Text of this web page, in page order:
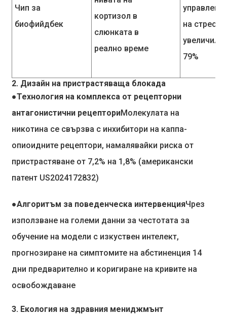
Чип за
биофийдбек
кортизол в
слюнката в
реално време
на стреса
увеличила
79%
2. Дизайн на пристрастяваща блокада
●Технология на комплекса от рецепторни
антагонистични рецепториМолекулата на
никотина се свързва с инхибитори на каппа-
опиоидните рецептори, намалявайки риска от
пристрастяване от 7,2% на 1,8% (американски
патент US2024172832)
●Алгоритъм за поведенческа интервенцияЧрез
използване на големи данни за честотата за
обучение на модели с изкуствен интелект,
прогнозиране на симптомите на абстиненция 14
дни предварително и коригиране на кривите на
освобождаване
3. Екология на здравния мениджмънт